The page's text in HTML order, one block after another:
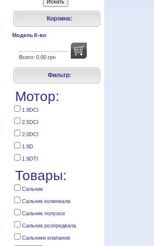
Корзина:
МодельК-во
Всего: 0.00 грн
Фильтр:
Мотор:
1.9DCI
2.5DCI
2.0DCI
1.9D
1.9DTI
Товары:
Сальник
Сальник колинвала
Сальник полуоси
Сальник розпредвала
Сальники клапанов